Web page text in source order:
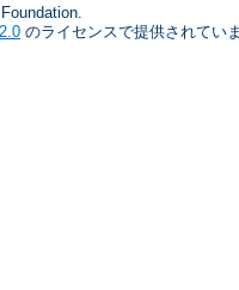
のライセンスで提供されてい